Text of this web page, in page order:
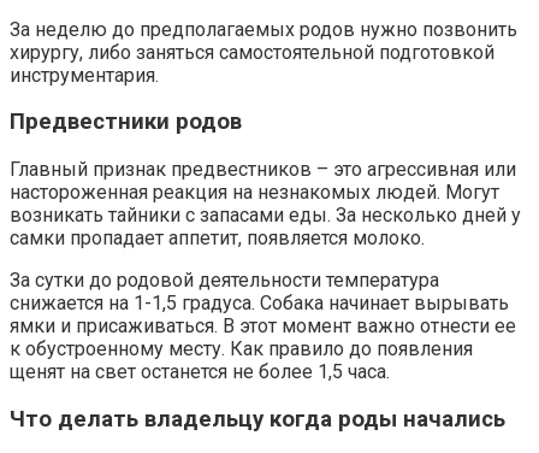
За неделю до предполагаемых родов нужно позвонить
хирургу, либо заняться самостоятельной подготовкой
инструментария.
Предвестники родов
Главный признак предвестников – это агрессивная или
настороженная реакция на незнакомых людей. Могут
возникать тайники с запасами еды. За несколько дней у
самки пропадает аппетит, появляется молоко.
За сутки до родовой деятельности температура
снижается на 1-1,5 градуса. Собака начинает вырывать
ямки и присаживаться. В этот момент важно отнести ее
к обустроенному месту. Как правило до появления
щенят на свет останется не более 1,5 часа.
Что делать владельцу когда роды начались